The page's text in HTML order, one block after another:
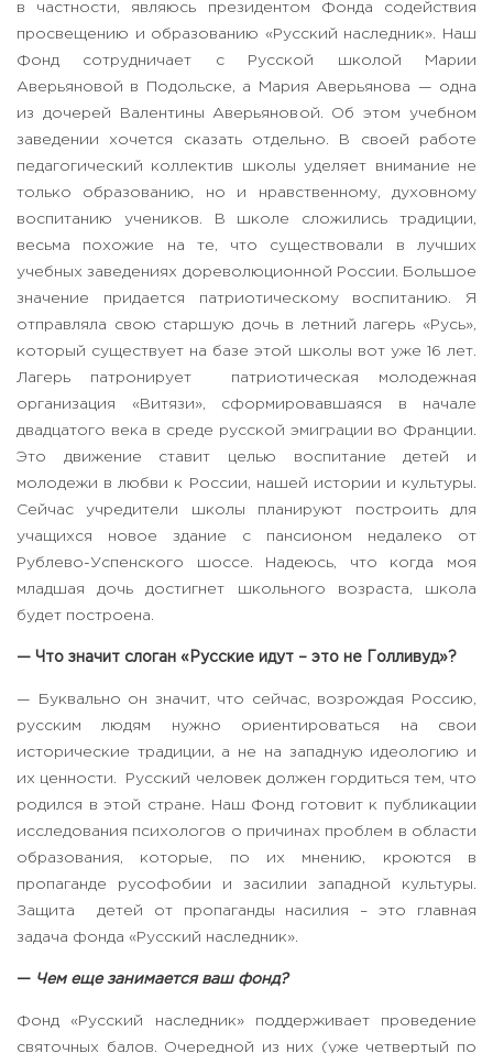
в частности, являюсь президентом Фонда содействия
просвещению и образованию «Русский наследник». Наш
Фонд сотрудничает с Русской школой Марии
Аверьяновой в Подольске, а Мария Аверьянова — одна
из дочерей Валентины Аверьяновой. Об этом учебном
заведении хочется сказать отдельно. В своей работе
педагогический коллектив школы уделяет внимание не
только образованию, но и нравственному, духовному
воспитанию учеников. В школе сложились традиции,
весьма похожие на те, что существовали в лучших
учебных заведениях дореволюционной России. Большое
значение придается патриотическому воспитанию. Я
отправляла свою старшую дочь в летний лагерь «Русь»,
который существует на базе этой школы вот уже 16 лет.
Лагерь патронирует патриотическая молодежная
организация «Витязи», сформировавшаяся в начале
двадцатого века в среде русской эмиграции во Франции.
Это движение ставит целью воспитание детей и
молодежи в любви к России, нашей истории и культуры.
Сейчас учредители школы планируют построить для
учащихся новое здание с пансионом недалеко от
Рублево-Успенского шоссе. Надеюсь, что когда моя
младшая дочь достигнет школьного возраста, школа
будет построена.
— Что значит слоган «Русские идут – это не Голливуд»?
— Буквально он значит, что сейчас, возрождая Россию,
русским людям нужно ориентироваться на свои
исторические традиции, а не на западную идеологию и
их ценности. Русский человек должен гордиться тем, что
родился в этой стране. Наш Фонд готовит к публикации
исследования психологов о причинах проблем в области
образования, которые, по их мнению, кроются в
пропаганде русофобии и засилии западной культуры.
Защита детей от пропаганды насилия – это главная
задача фонда «Русский наследник».
— Чем еще занимается ваш фонд?
Фонд «Русский наследник» поддерживает проведение
святочных балов. Очередной из них (уже четвертый по